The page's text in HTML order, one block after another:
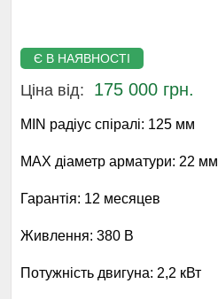
Є В НАЯВНОСТІ
Ціна від: 175 000 грн.
MIN радіус спіралі: 125 мм
MAX діаметр арматури: 22 мм
Гарантія: 12 месяцев
Живлення: 380 В
Потужність двигуна: 2,2 кВт